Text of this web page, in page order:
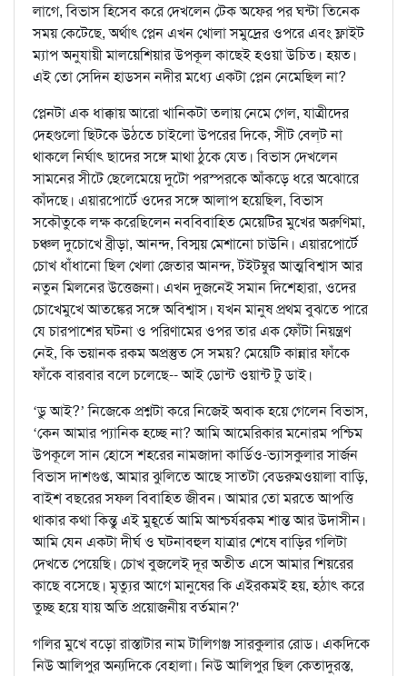
লাগে, বিভাস হিসেব করে দেখলেন টেক অফের পর ঘন্টা তিনেক
সময় কেটেছে, অর্থাৎ প্লেন এখন খোলা সমুদ্রের ওপরে এবং ফ্লাইট
ম্যাপ অনুযায়ী মালয়েশিয়ার উপকূল কাছেই হওয়া উচিত। হয়ত।
এই তো সেদিন হাডসন নদীর মধ্যে একটা প্লেন নেমেছিল না?
প্লেনটা এক ধাক্কায় আরো খানিকটা তলায় নেমে গেল, যাত্রীদের
দেহগুলো ছিটকে উঠতে চাইলো উপরের দিকে, সীট বেল্‌ট না
থাকলে নির্ঘাৎ ছাদের সঙ্গে মাথা ঠুকে যেত। বিভাস দেখলেন
সামনের সীটে ছেলেমেয়ে দুটো পরস্পরকে আঁকড়ে ধরে অঝোরে
কাঁদছে। এয়ারপোর্টে ওদের সঙ্গে আলাপ হয়েছিল, বিভাস
সকৌতুকে লক্ষ করেছিলেন নববিবাহিত মেয়েটির মুখের অরুণিমা,
চঞ্চল দুচোখে ব্রীড়া, আনন্দ, বিস্ময় মেশানো চাউনি। এয়ারপোর্টে
চোখ ধাঁধানো ছিল খেলা জেতার আনন্দ, টইটম্বুর আত্মবিশ্বাস আর
নতুন মিলনের উত্তেজনা। এখন দুজনেই সমান দিশেহারা, ওদের
চোখেমুখে আতঙ্কের সঙ্গে অবিশ্বাস। যখন মানুষ প্রথম বুঝতে পারে
যে চারপাশের ঘটনা ও পরিণামের ওপর তার এক ফোঁটা নিয়ন্ত্রণ
নেই, কি ভয়ানক রকম অপ্রস্তুত সে সময়? মেয়েটি কান্নার ফাঁকে
ফাঁকে বারবার বলে চলেছে-- আই ডোন্ট ওয়ান্ট টু ডাই।
‘ডু আই?’ নিজেকে প্রশ্নটা করে নিজেই অবাক হয়ে গেলেন বিভাস,
‘কেন আমার প্যানিক হচ্ছে না? আমি আমেরিকার মনোরম পশ্চিম
উপকূলে সান হোসে শহরের নামজাদা কার্ডিও-ভ্যাসকুলার সার্জন
বিভাস দাশগুপ্ত, আমার ঝুলিতে আছে সাতটা বেডরুমওয়ালা বাড়ি,
বাইশ বছরের সফল বিবাহিত জীবন। আমার তো মরতে আপত্তি
থাকার কথা কিন্তু এই মুহূর্তে আমি আশ্চর্যরকম শান্ত আর উদাসীন।
আমি যেন একটা দীর্ঘ ও ঘটনাবহুল যাত্রার শেষে বাড়ির গলিটা
দেখতে পেয়েছি। চোখ বুজলেই দূর অতীত এসে আমার শিয়রের
কাছে বসেছে। মৃত্যুর আগে মানুষের কি এইরকমই হয়, হঠাৎ করে
তুচ্ছ হয়ে যায় অতি প্রয়োজনীয় বর্তমান?'
গলির মুখে বড়ো রাস্তাটার নাম টালিগঞ্জ সারকুলার রোড। একদিকে
নিউ আলিপুর অন্যদিকে বেহালা। নিউ আলিপুর ছিল কেতাদুরস্ত,